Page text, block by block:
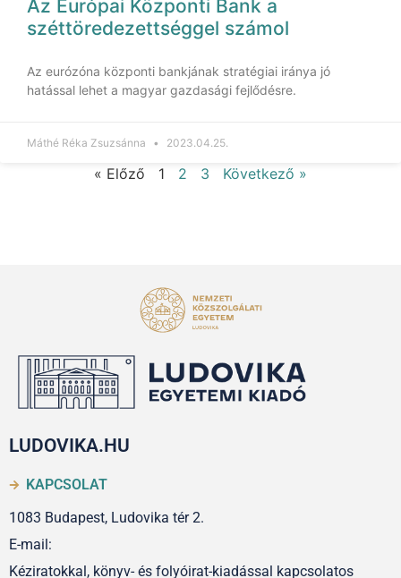
Az Európai Központi Bank a
széttöredezettséggel számol
Az eurózóna központi bankjának stratégiai iránya jó
hatással lehet a magyar gazdasági fejlődésre.
Máthé Réka Zsuzsánna 2023.04.25.
« Előző 1 2 3 Következő »
LUDOVIKA.HU
KAPCSOLAT
1083 Budapest, Ludovika tér 2.
E-mail:
Kéziratokkal, könyv- és folyóirat-kiadással kapcsolatos